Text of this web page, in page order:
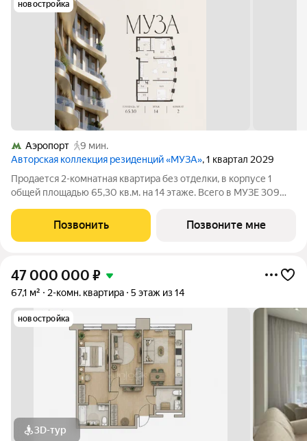
новостройка
Аэропорт
9 мин.
Авторская коллекция резиденций «МУЗА», 1 квартал 2029
Продается 2-комнатная квартира без отделки, в корпусе 1
общей площадью 65,30 кв.м. на 14 этаже. Всего в МУЗЕ 309
террасами. Высота потолков от 3,5 до 4,65 м. Эксклюзивные
Позвонить Позвоните мне
47 000 000 ₽
67,1 м² 2-комн. квартира 5 этаж из 14
новостройка
3D-тур